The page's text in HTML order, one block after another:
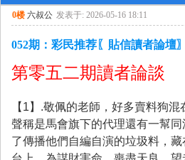
0楼 六叔公 发表于: 2026-05-16 18:11
052期：彩民推荐〖貼信讀者論壇
第零五二期讀者論談
【 1 】 .敬佩的老師，好多賣料狗混
聲稱是馬會旗下的代理還有一幫
了傳播他們自編自演的垃圾料，